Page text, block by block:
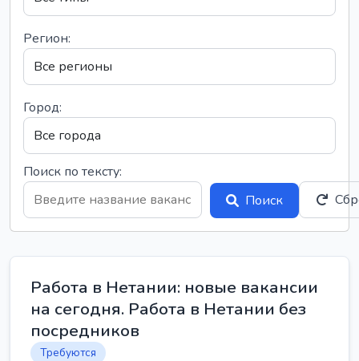
Регион:
Город:
Поиск по тексту:
Поиск
Работа в Нетании: новые вакансии
на сегодня. Работа в Нетании без
посредников
Требуются